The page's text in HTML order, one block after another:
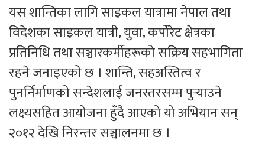
यस शान्तिका लागि साइकल यात्रामा नेपाल तथा
विदेशका साइकल यात्री, युवा, कर्पोरेट क्षेत्रका
प्रतिनिधि तथा सञ्चारकर्मीहरूको सक्रिय सहभागिता
रहने जनाइएको छ । शान्ति, सहअस्तित्व र
पुनर्निर्माणको सन्देशलाई जनस्तरसम्म पुर्‍याउने
लक्ष्यसहित आयोजना हुँदै आएको यो अभियान सन्
२०१२ देखि निरन्तर सञ्चालनमा छ ।